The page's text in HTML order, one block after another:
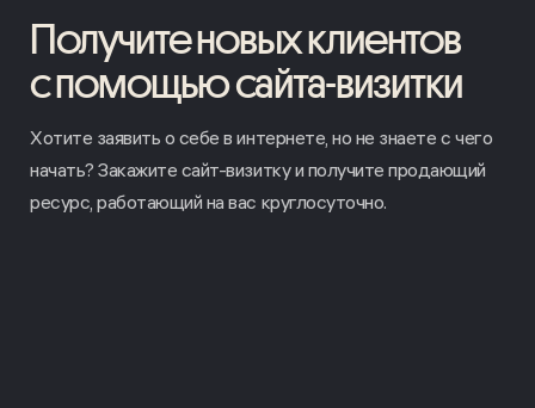
Получите новых клиентов
с помощью сайта-визитки
Хотите заявить о себе в интернете, но не знаете с чего
начать? Закажите сайт-визитку и получите продающий
ресурс, работающий на вас круглосуточно.